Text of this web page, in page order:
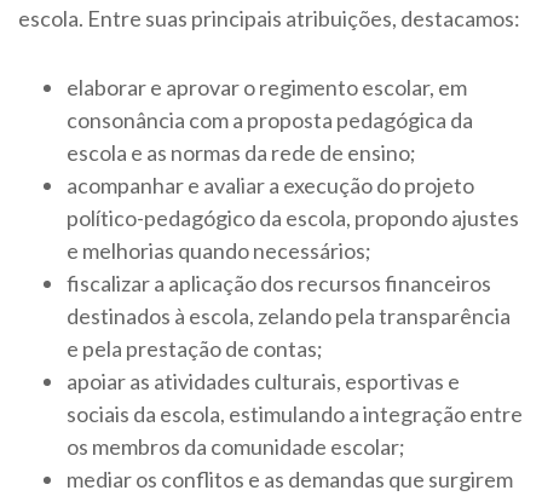
escola. Entre suas principais atribuições, destacamos:
elaborar e aprovar o regimento escolar, em
consonância com a proposta pedagógica da
escola e as normas da rede de ensino;
acompanhar e avaliar a execução do projeto
político-pedagógico da escola, propondo ajustes
e melhorias quando necessários;
fiscalizar a aplicação dos recursos financeiros
destinados à escola, zelando pela transparência
e pela prestação de contas;
apoiar as atividades culturais, esportivas e
sociais da escola, estimulando a integração entre
os membros da comunidade escolar;
mediar os conflitos e as demandas que surgirem